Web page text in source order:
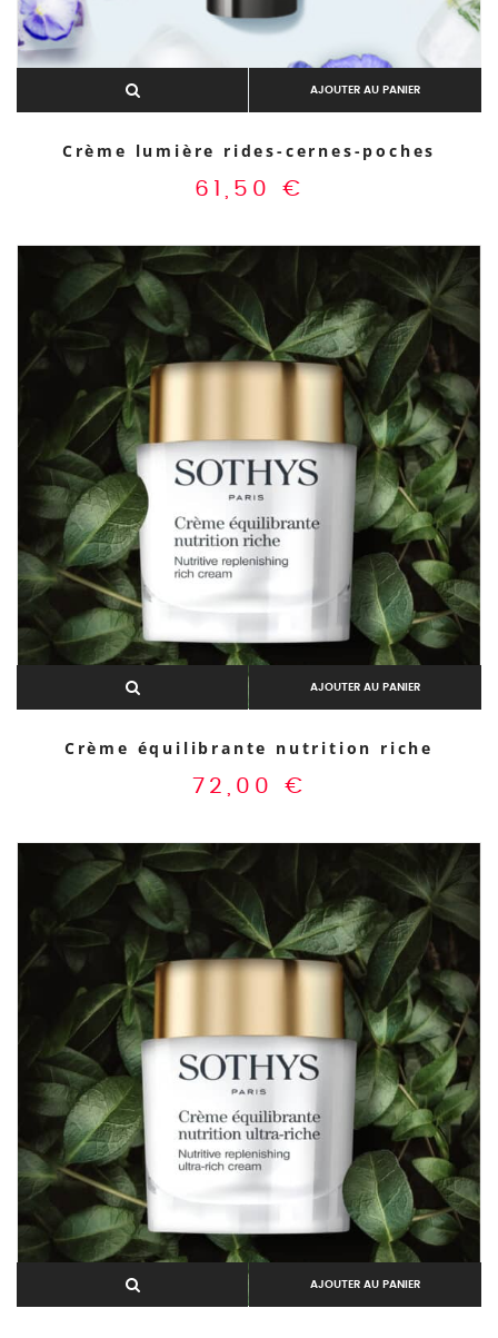
AJOUTER AU PANIER
Crème lumière rides-cernes-poches
61,50 €
AJOUTER AU PANIER
Crème équilibrante nutrition riche
72,00 €
AJOUTER AU PANIER